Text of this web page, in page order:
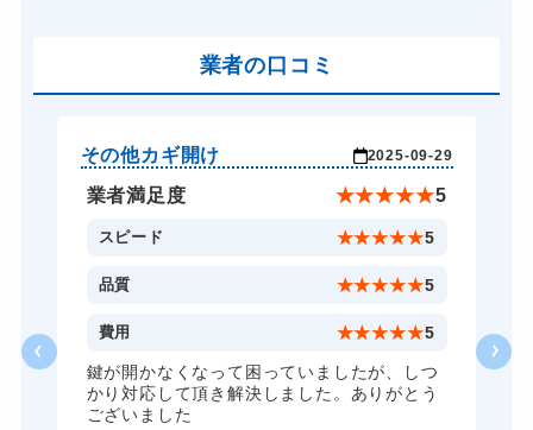
スーツケースカギ開け
金庫カギ修理 8,800円～(税込)
金庫カギ交換 8,800円～(税込)
ロッカーカギ開け 8,800円～(税込)
業者の口コミ
その他カギ開け 2025-09-29
業者満足度 ★★★★★5
スピード ★★★★★5
品質 ★★★★★5
費用 ★★★★★5
鍵が開かなくなって困っていましたが、しつ
かり対応して頂き解決しました。ありがとう
ございました